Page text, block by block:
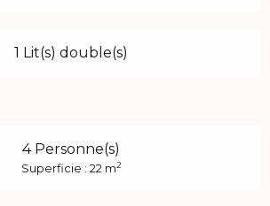
1 Lit(s) double(s)
4 Personne(s)
Superficie : 22 m2